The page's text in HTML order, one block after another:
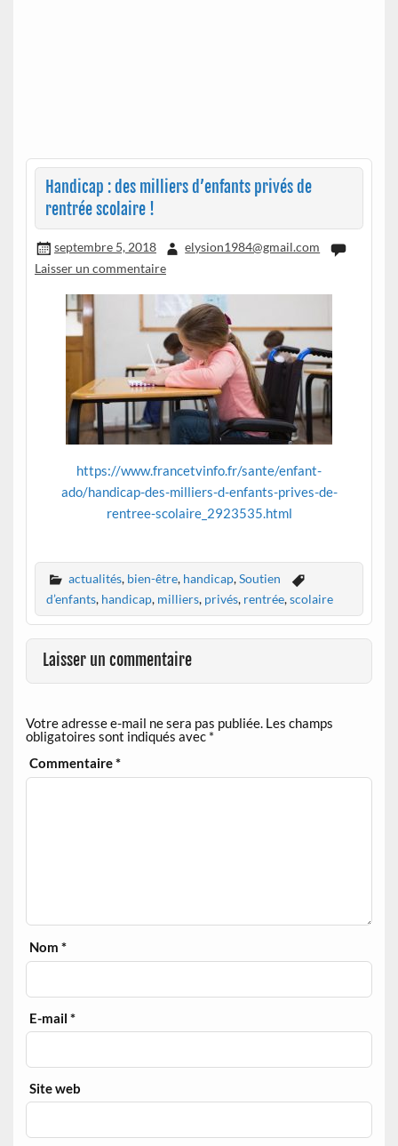
Handicap : des milliers d’enfants privés de
rentrée scolaire !
septembre 5, 2018
elysion1984@gmail.com
Laisser un commentaire
https://www.francetvinfo.fr/sante/enfant-
ado/handicap-des-milliers-d-enfants-prives-de-
rentree-scolaire_2923535.html
actualités, bien-être, handicap,Soutien
d’enfants, handicap, milliers, privés, rentrée,scolaire
Laisser un commentaire
Votre adresse e-mail ne sera pas publiée. Les champs
obligatoires sont indiqués avec *
Commentaire*
Nom*
E-mail*
Site web